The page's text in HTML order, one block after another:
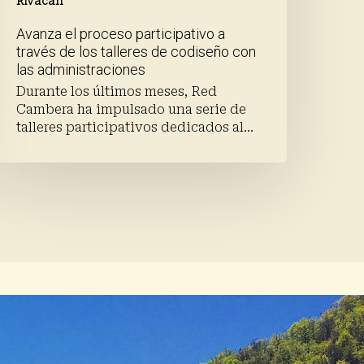
Avanza el proceso participativo a
través de los talleres de codiseño con
las administraciones
Durante los últimos meses, Red
Cambera ha impulsado una serie de
talleres participativos dedicados al…